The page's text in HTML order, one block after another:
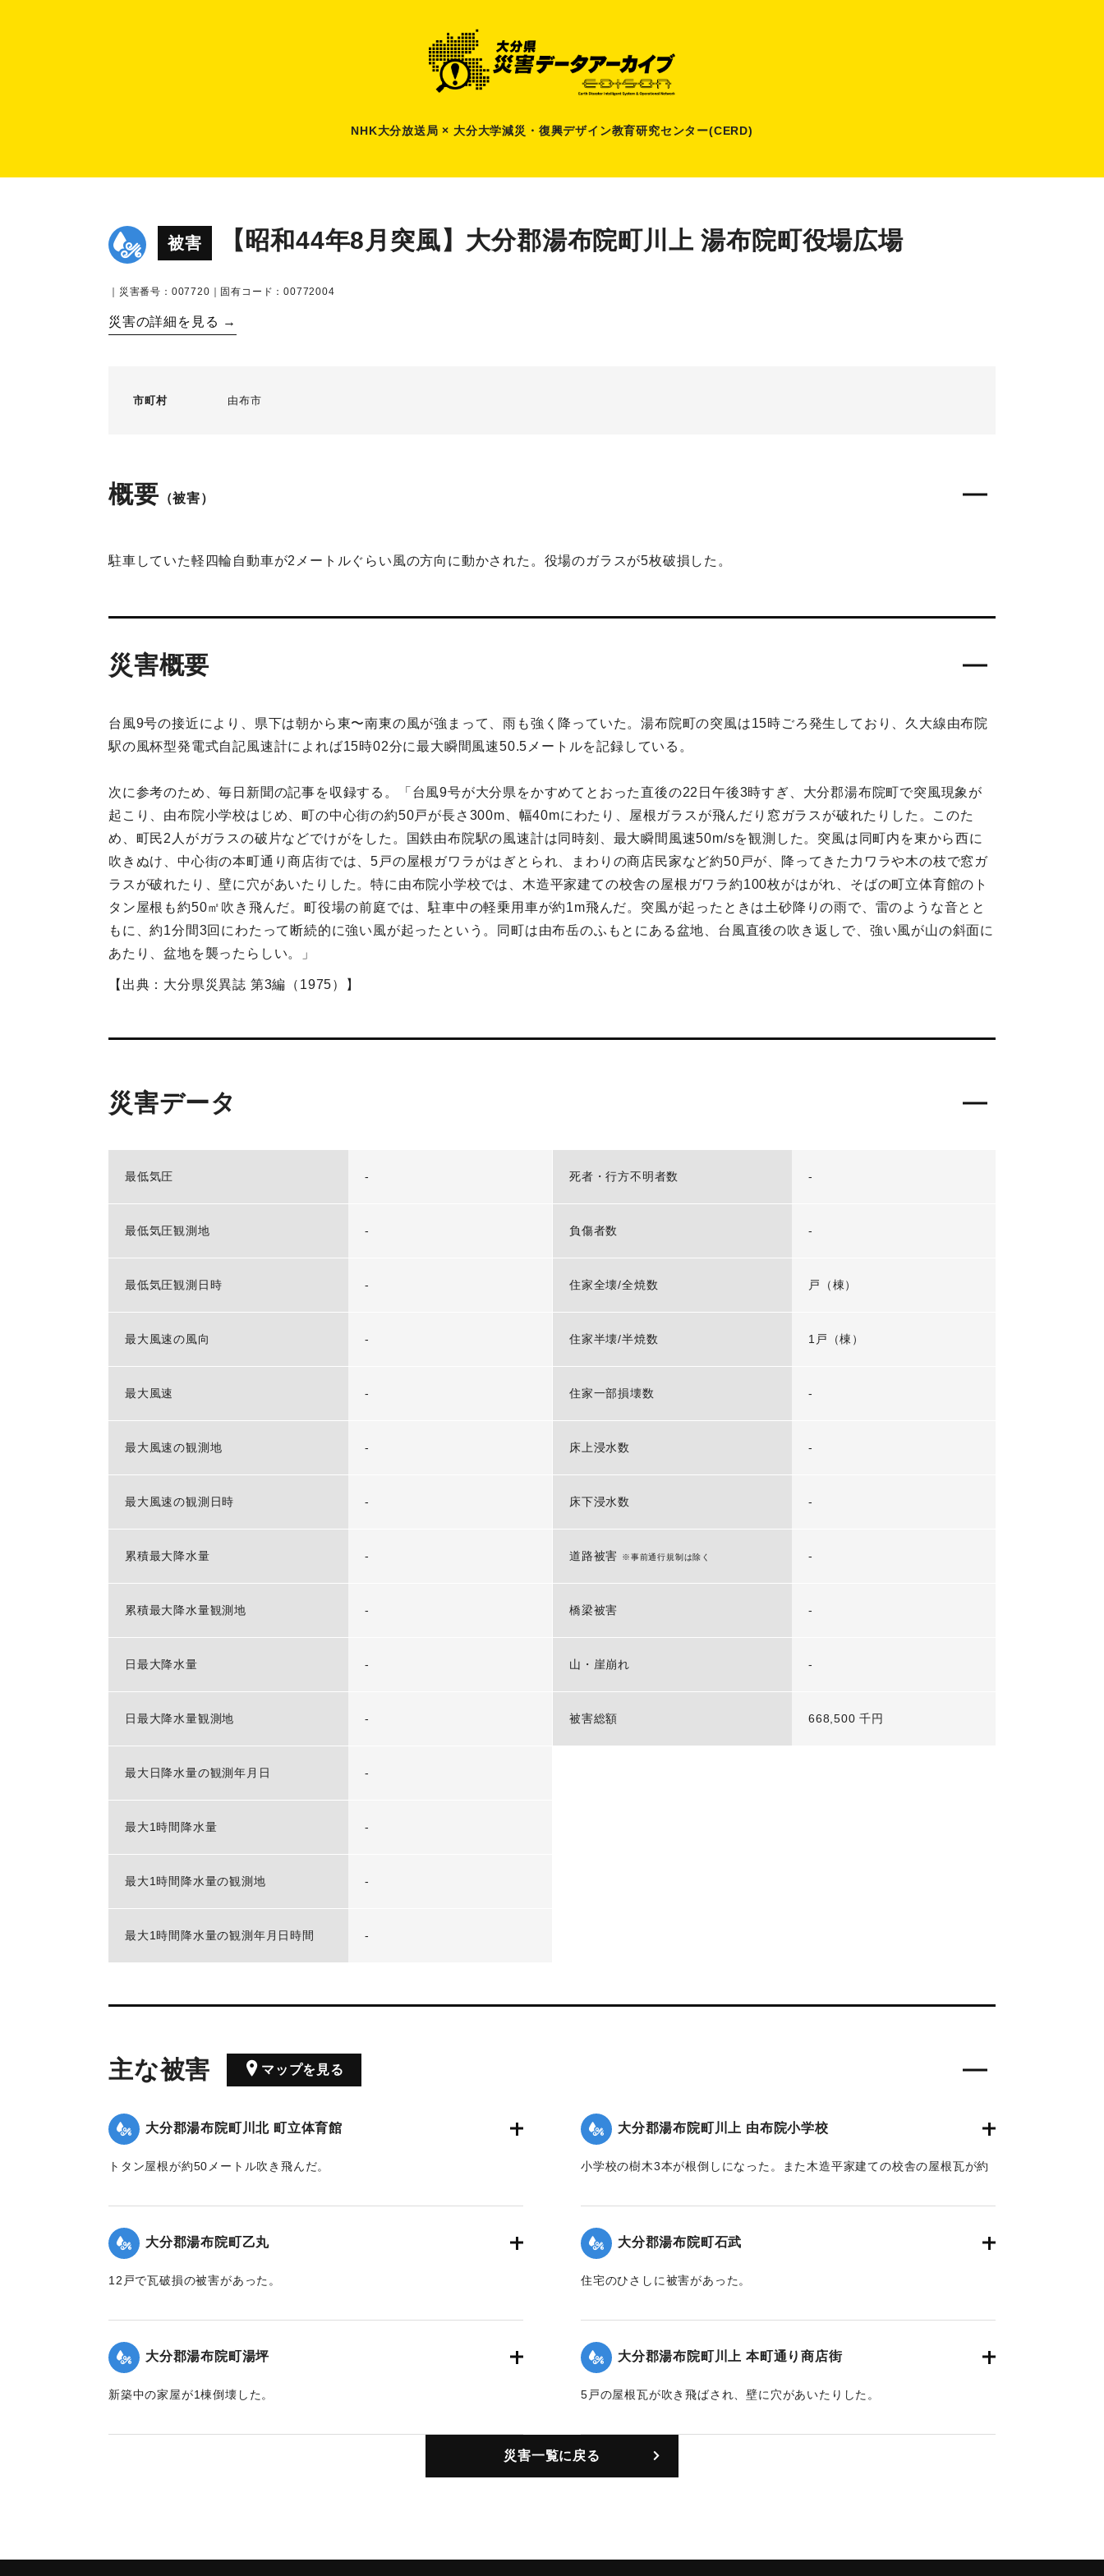
NHK大分放送局 × 大分大学減災 ・ 復興デザイン教育研究センター(CERD)
被害 【昭和44年8月突風】大分郡湯布院町川上 湯布院町役場広場
｜災害番号：007720｜固有コード：00772004
災害の詳細を見る →
市町村 由布市
概要 （被害）
駐車していた軽四輪自動車が2メートルぐらい風の方向に動かされた。役場のガラスが5枚破損した。
災害概要
台風9号の接近により、県下は朝から東〜南東の風が強まって、雨も強く降っていた。湯布院町の突風は15時ごろ発生しており、久大線由布院
駅の風杯型発電式自記風速計によれば15時02分に最大瞬間風速50.5メートルを記録している。
次に参考のため、毎日新聞の記事を収録する。「台風9号が大分県をかすめてとおった直後の22日午後3時すぎ、大分郡湯布院町で突風現象が
起こり、由布院小学校はじめ、町の中心街の約50戸が長さ300m、幅40mにわたり、屋根ガラスが飛んだり窓ガラスが破れたりした。このた
め、町民2人がガラスの破片などでけがをした。国鉄由布院駅の風速計は同時刻、最大瞬間風速50m/sを観測した。突風は同町内を東から西に
吹きぬけ、中心街の本町通り商店街では、5戸の屋根ガワラがはぎとられ、まわりの商店民家など約50戸が、降ってきた力ワラや木の枝で窓ガ
ラスが破れたり、壁に穴があいたりした。特に由布院小学校では、木造平家建ての校舎の屋根ガワラ約100枚がはがれ、そばの町立体育館のト
タン屋根も約50㎡吹き飛んだ。町役場の前庭では、駐車中の軽乗用車が約1m飛んだ。突風が起ったときは土砂降りの雨で、雷のような音とと
もに、約1分間3回にわたって断続的に強い風が起ったという。同町は由布岳のふもとにある盆地、台風直後の吹き返しで、強い風が山の斜面に
あたり、盆地を襲ったらしい。」
【出典：大分県災異誌 第3編（1975）】
災害データ
最低気圧 -
最低気圧観測地 -
最低気圧観測日時 -
最大風速の風向 -
最大風速 -
最大風速の観測地 -
最大風速の観測日時 -
累積最大降水量 -
累積最大降水量観測地 -
日最大降水量 -
日最大降水量観測地 -
最大日降水量の観測年月日 -
最大1時間降水量 -
最大1時間降水量の観測地 -
最大1時間降水量の観測年月日時間 -
死者・行方不明者数 -
負傷者数 -
住家全壊/全焼数 戸（棟）
住家半壊/半焼数 1戸（棟）
住家一部損壊数 -
床上浸水数 -
床下浸水数 -
道路被害 ※事前通行規制は除く -
橋梁被害 -
山・崖崩れ -
被害総額 668,500 千円
主な被害 マップを見る
大分郡湯布院町川北 町立体育館
トタン屋根が約50メートル吹き飛んだ。
｜固有コード:00772005
大分郡湯布院町川上 由布院小学校
小学校の樹木3本が根倒しになった。また木造平家建ての校舎の屋根瓦が約
大分郡湯布院町乙丸
12戸で瓦破損の被害があった。
｜固有コード:00772007
大分郡湯布院町石武
住宅のひさしに被害があった。
｜固有コード:00772001
大分郡湯布院町湯坪
新築中の家屋が1棟倒壊した。
｜固有コード:00772002
大分郡湯布院町川上 本町通り商店街
5戸の屋根瓦が吹き飛ばされ、壁に穴があいたりした。
｜固有コード:00772003
災害一覧に戻る